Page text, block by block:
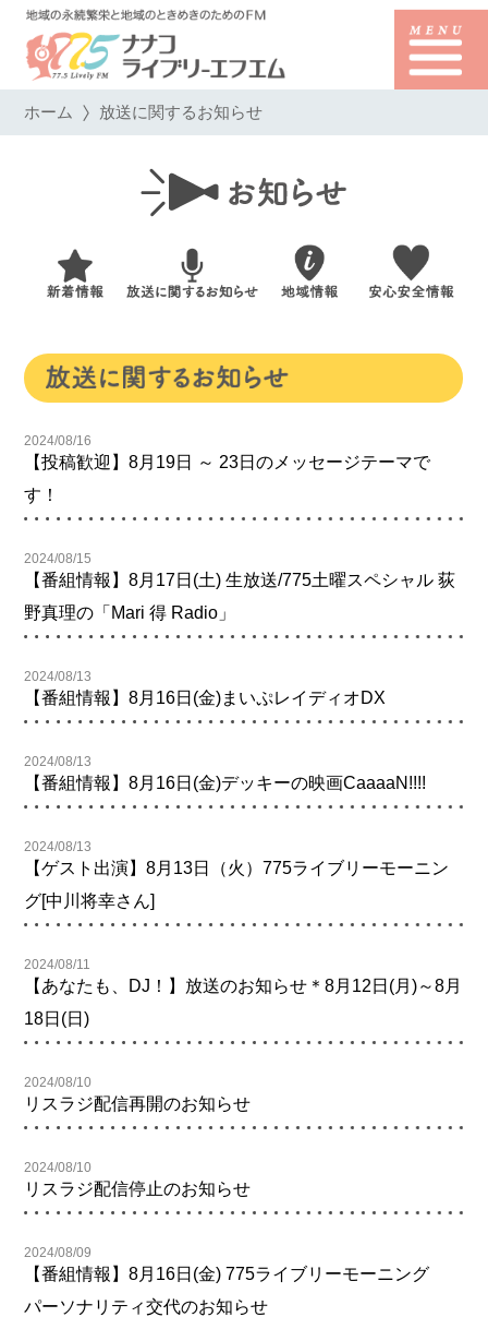
ホーム 放送に関するお知らせ
2024/08/16
【投稿歓迎】8月19日 ～ 23日のメッセージテーマで
す！
2024/08/15
【番組情報】8月17日(土) 生放送/775土曜スペシャル 荻
野真理の「Mari 得 Radio」
2024/08/13
【番組情報】8月16日(金)まいぷレイディオDX
2024/08/13
【番組情報】8月16日(金)デッキーの映画CaaaaN!!!!
2024/08/13
【ゲスト出演】8月13日（火）775ライブリーモーニン
グ[中川将幸さん]
2024/08/11
【あなたも、DJ！】放送のお知らせ＊8月12日(月)～8月
18日(日)
2024/08/10
リスラジ配信再開のお知らせ
2024/08/10
リスラジ配信停止のお知らせ
2024/08/09
【番組情報】8月16日(金) 775ライブリーモーニング
パーソナリティ交代のお知らせ